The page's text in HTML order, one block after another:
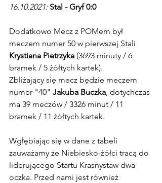
16.10.2021: Stal - Gryf 0:0
Dodatkowo Mecz z POMem był
meczem numer 50 w pierwszej Stali
Krystiana Pietrzyka (3693 minuty / 6
bramek / 5 żółtych kartek).
Zbliżający się mecz będzie meczem
numer "40" Jakuba Buczka, dotychczas
ma 39 meczów / 3326 minut / 11
bramek / 11 żółtych kartek.
Wgłębiając się w dane z tabeli
zauważamy że Niebiesko-żółci tracą do
liderującego Startu Krasnystaw dwa
oczka. Przed nami jest również